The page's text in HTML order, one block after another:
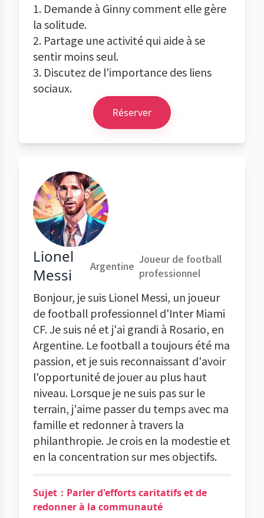
1. Demande à Ginny comment elle gère
la solitude.
2. Partage une activité qui aide à se
sentir moins seul.
3. Discutez de l'importance des liens
sociaux.
Réserver
Lionel
Messi
Argentine Joueur de football
professionnel
Bonjour, je suis Lionel Messi, un joueur
de football professionnel d'Inter Miami
CF. Je suis né et j'ai grandi à Rosario, en
Argentine. Le football a toujours été ma
passion, et je suis reconnaissant d'avoir
l'opportunité de jouer au plus haut
niveau. Lorsque je ne suis pas sur le
terrain, j'aime passer du temps avec ma
famille et redonner à travers la
philanthropie. Je crois en la modestie et
en la concentration sur mes objectifs.
Sujet：Parler d'efforts caritatifs et de
redonner à la communauté